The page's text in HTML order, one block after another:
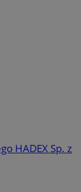
HADEX Sp. z